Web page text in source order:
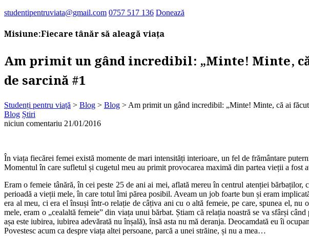
studentipentruviata@gmail.com 0757 517 136 Donează
Misiune:Fiecare tânăr să aleagă viața
Am primit un gând incredibil: „Minte! Minte,
de sarcină #1
Studenți pentru viață > Blog > Blog >Am primit un gând incredibil: „Minte! Minte, că ai
Blog Știri
niciun comentariu 21/01/2016
În viața fiecărei femei există momente de mari intensități interioare, un fel de frământare
Momentul în care sufletul și cugetul meu au primit provocarea maximă din partea vieții a fost
Eram o femeie tânără, în cei peste 25 de ani ai mei, aflată mereu în centrul atenției
perioadă a vieții mele, în care totul îmi părea posibil. Aveam un job foarte bun și eram
era al meu, ci era el însuși într-o relație de câțiva ani cu o altă femeie, pe care, spunea el,
mele, eram o „cealaltă femeie” din viața unui bărbat. Știam că relația noastră se va sfârși
așa este iubirea, iubirea adevărată nu înșală), însă asta nu mă deranja. Deocamdată eu îi
Povestesc acum ca despre viața altei persoane, parcă a unei străine, și nu a mea…